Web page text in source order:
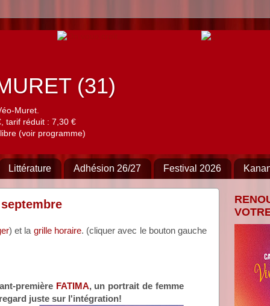
(31)
Muret.
tarif réduit : 7,30 €
(voir programme)
Littérature Adhésion 26/27 Festival 2026
) et la grille horaire. (cliquer avec le bouton gauche
premièreFATIMA, un portrait de femme
juste sur l'intégration!